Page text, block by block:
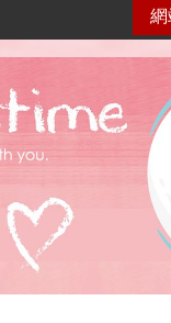
網